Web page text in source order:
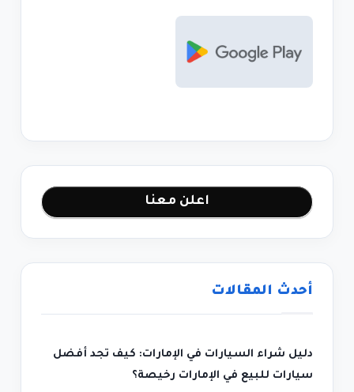
اعلن معنا
أحدث المقالات
دليل شراء السيارات في الإمارات: كيف تجد أفضل
سيارات للبيع في الإمارات رخيصة؟